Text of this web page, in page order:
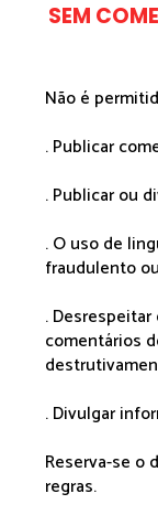
SEM
Não é
. Publicar
. Publicar ou
. O uso de
fraudulento
.
comentários
. Divulgar
Reserva-se o
regras.